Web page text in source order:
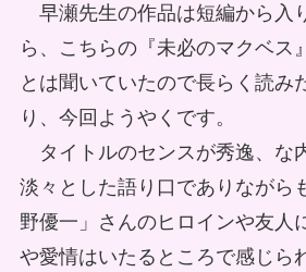
早瀬先生の作品は短編から入
ら、こちらの『未必のマクベス
とは聞いていたので長らく読み
り、今回ようやくです。
タイトルのセンスが秀逸、な
淡々とした語り口でありながら
野優一」さんのヒロインや友人
や愛情はいたるところで感じら